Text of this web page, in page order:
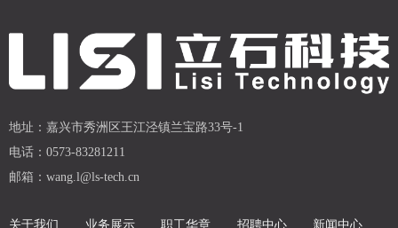
地址： 嘉兴市秀洲区王江泾镇兰宝路33号-1
电话： 0573-83281211
邮箱： wang.l@ls-tech.cn
关于我们 业务展示 职工华章 招聘中心 新闻中心